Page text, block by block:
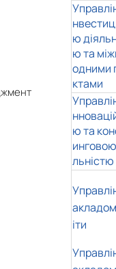
ю
ю та
одними
ктами
ю та
льністю
іти